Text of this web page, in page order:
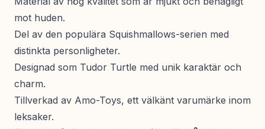
mot huden.
Del av den populära Squishmallows-serien med
distinkta personligheter.
Designad som Tudor Turtle med unik karaktär och
charm.
Tillverkad av Amo-Toys, ett välkänt varumärke inom
leksaker.